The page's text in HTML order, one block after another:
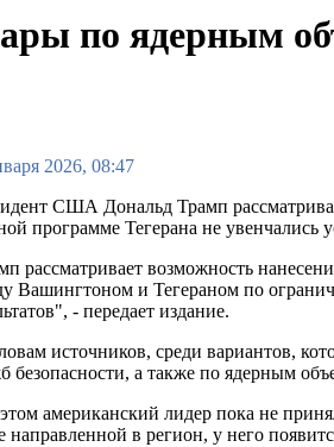
по ядерным
2026, 08:47
США Дональд Трамп
программе Тегерана не
рассматривает возможность
Вашингтоном и Тегераном по
- передает издание.
источников, среди вариантов,
безопасности, а также по ядерным
американский лидер пока не
направленной в регион, у него